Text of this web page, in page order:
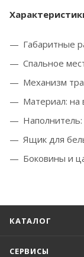
Габаритные
Спальное
Механизм
Материал: на
Ящик для
Боковины и
КАТАЛОГ
СЕРВИСЫ